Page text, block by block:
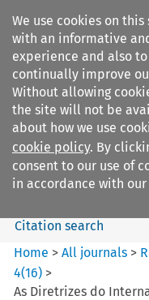
We use cookies on
with an informative
experience and also
continually improve
Without allowing
the site will not be
about how we use
cookie policy. By
consent to our use of
in accordance with
Revista Brasileira de
Arbitragem
Citation search
Home >All journals >
4(16) >
As Diretrizes do